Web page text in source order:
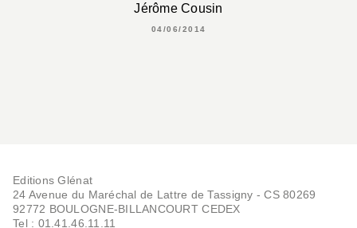
Jérôme Cousin
04/06/2014
Editions Glénat
24 Avenue du Maréchal de Lattre de Tassigny - CS 80269
92772 BOULOGNE-BILLANCOURT CEDEX
Tel : 01.41.46.11.11